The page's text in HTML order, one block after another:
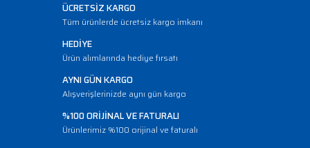
ÜCRETSİZ KARGO
Tüm ürünlerde ücretsiz kargo imkanı
HEDİYE
Ürün alımlarında hediye fırsatı
AYNI GÜN KARGO
Alışverişlerinizde aynı gün kargo
%100 ORİJİNAL VE FATURALI
Ürünlerimiz %100 orijinal ve faturalı